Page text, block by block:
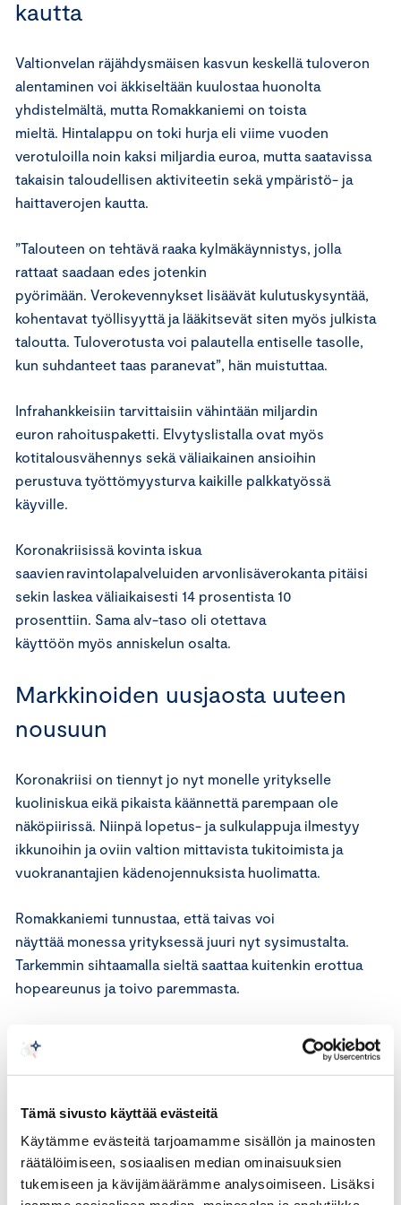
Tämä sivusto käyttää evästeitä
Käytämme evästeitä tarjoamamme sisällön ja mainosten
räätälöimiseen, sosiaalisen median ominaisuuksien
tukemiseen ja kävijämäärämme analysoimiseen. Lisäksi
kautta
Valtionvelan räjähdysmäisen kasvun keskellä tuloveron
alentaminen voi äkkiseltään kuulostaa huonolta
yhdistelmältä, mutta Romakkaniemi on toista
mieltä. Hintalappu on toki hurja eli viime vuoden
verotuloilla noin kaksi miljardia euroa, mutta saatavissa
takaisin taloudellisen aktiviteetin sekä ympäristö- ja
haittaverojen kautta.
”Talouteen on tehtävä raaka kylmäkäynnistys, jolla
rattaat saadaan edes jotenkin
pyörimään. Verokevennykset lisäävät kulutuskysyntää,
kohentavat työllisyyttä ja lääkitsevät siten myös julkista
taloutta. Tuloverotusta voi palautella entiselle tasolle,
kun suhdanteet taas paranevat”, hän muistuttaa.
Infrahankkeisiin tarvittaisiin vähintään miljardin
euron rahoituspaketti. Elvytyslistalla ovat myös
kotitalousvähennys sekä väliaikainen ansioihin
perustuva työttömyysturva kaikille palkkatyössä
käyville.
Koronakriisissä kovinta iskua
saavien ravintolapalveluiden arvonlisäverokanta pitäisi
sekin laskea väliaikaisesti 14 prosentista 10
prosenttiin. Sama alv-taso oli otettava
käyttöön myös anniskelun osalta.
Markkinoiden uusjaosta uuteen
nousuun
Koronakriisi on tiennyt jo nyt monelle yritykselle
kuoliniskua eikä pikaista käännettä parempaan ole
näköpiirissä. Niinpä lopetus- ja sulkulappuja ilmestyy
ikkunoihin ja oviin valtion mittavista tukitoimista ja
vuokranantajien kädenojennuksista huolimatta.
Romakkaniemi tunnustaa, että taivas voi
näyttää monessa yrityksessä juuri nyt sysimustalta.
Tarkemmin sihtaamalla sieltä saattaa kuitenkin erottua
hopeareunus ja toivo paremmasta.
”Tällainen globaali talouskriisi tietää markkinoilla
aina tiettyä uusjakoa. Se tarjoaa nopeille ja ketterille
toimijoille myös menestyssaumoja”, toimitusjohtaja
Esimerkkejä tästä notkeudesta ja reagointiherkkyydestä
on jo nähty, kun omaa tuotantorepertuaaria on käännetty
muutamassa päivässä aivan uusille ja markkinoiden